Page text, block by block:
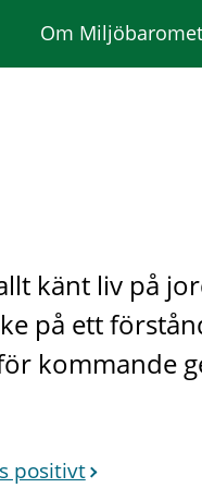
Om
känt liv på
på ett
kommande
positivt